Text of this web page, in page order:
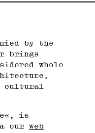
by the
brings
whole
cultural
is
our web